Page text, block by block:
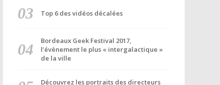
Top 6 des vidéos décalées
Bordeaux Geek Festival 2017,
l’évènement le plus « intergalactique »
de la ville
Découvrez les portraits des directeurs